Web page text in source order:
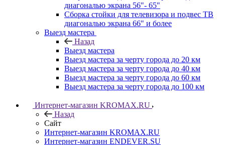
диагональю экрана 56"- 65"
Сборка стойки для телевизора и подвес ТВ
диагональю экрана 66" и более
Выезд мастера
Назад
Выезд мастера
Выезд мастера за черту города до 20 км
Выезд мастера за черту города до 40 км
Выезд мастера за черту города до 60 км
Выезд мастера за черту города до 100 км
Интернет-магазин KROMAX.RU
Назад
Сайт
Интернет-магазин KROMAX.RU
Интернет-магазин ENDEVER.SU